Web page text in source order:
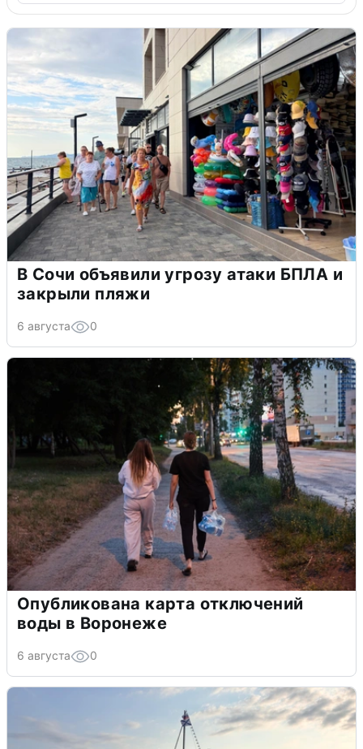
В Сочи объявили угрозу атаки БПЛА и
закрыли пляжи
6 августа 0
Опубликована карта отключений
воды в Воронеже
6 августа 0